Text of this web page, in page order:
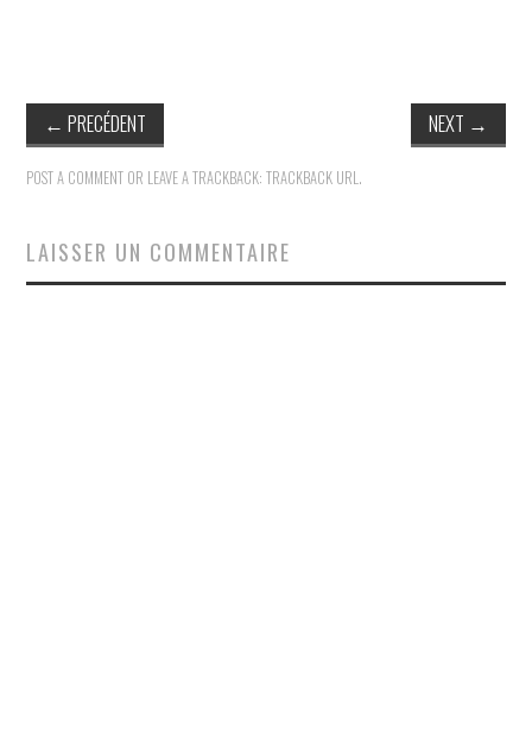
← PRECÉDENT NEXT →
POST A COMMENT OR LEAVE A TRACKBACK:TRACKBACK URL .
LAISSER UN COMMENTAIRE